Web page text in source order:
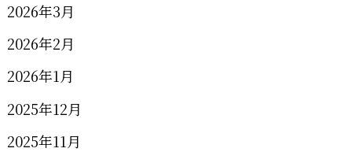
2026年3月
2026年2月
2026年1月
2025年12月
2025年11月